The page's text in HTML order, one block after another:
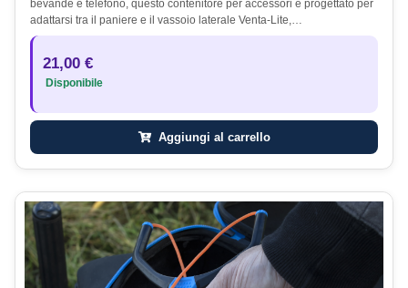
bevande e telefono, questo contenitore per accessori è progettato per
adattarsi tra il paniere e il vassoio laterale Venta-Lite,…
21,00 €
Disponibile
Aggiungi al carrello